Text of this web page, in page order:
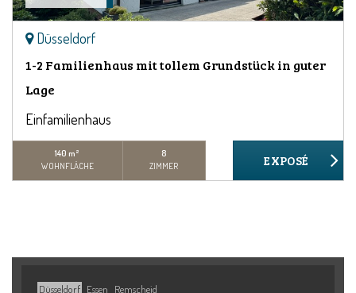
Düsseldorf
1-2 Familienhaus mit tollem Grundstück in guter
Lage
Einfamilienhaus
140 m²
WOHNFLÄCHE
8
ZIMMER
Düsseldorf Essen Remscheid